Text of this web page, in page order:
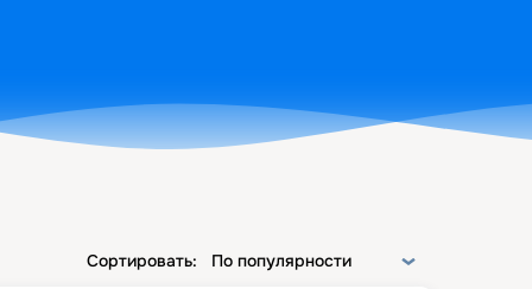
Сортировать: По популярности